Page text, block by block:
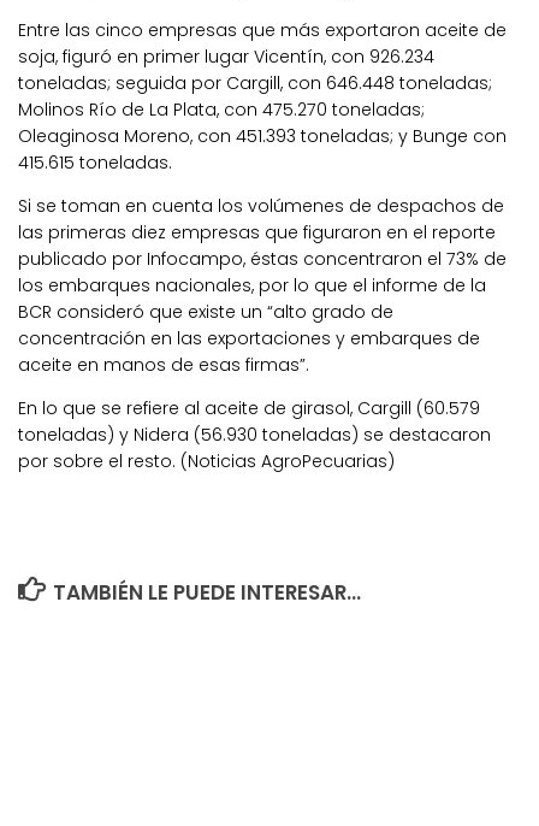
Entre las cinco empresas que más exportaron aceite de
soja, figuró en primer lugar Vicentín, con 926.234
toneladas; seguida por Cargill, con 646.448 toneladas;
Molinos Río de La Plata, con 475.270 toneladas;
Oleaginosa Moreno, con 451.393 toneladas; y Bunge con
415.615 toneladas.
Si se toman en cuenta los volúmenes de despachos de
las primeras diez empresas que figuraron en el reporte
publicado por Infocampo, éstas concentraron el 73% de
los embarques nacionales, por lo que el informe de la
BCR consideró que existe un “alto grado de
concentración en las exportaciones y embarques de
aceite en manos de esas firmas”.
En lo que se refiere al aceite de girasol, Cargill (60.579
toneladas) y Nidera (56.930 toneladas) se destacaron
por sobre el resto. (Noticias AgroPecuarias)
TAMBIÉN LE PUEDE INTERESAR...